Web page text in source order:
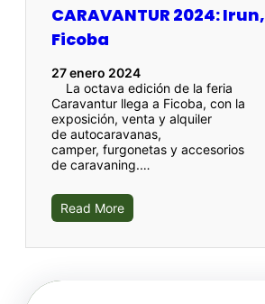
CARAVANTUR 2024: Irun,
Ficoba
27 enero 2024
La octava edición de la feria
Caravantur llega a Ficoba, con la
exposición, venta y alquiler
de autocaravanas,
camper, furgonetas y accesorios
de caravaning.…
Read More